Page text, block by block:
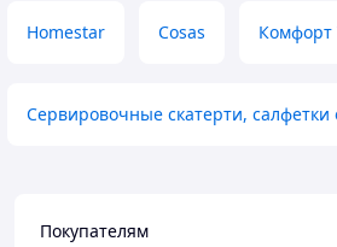
Homestar Cosas Комфорт
Сервировочные скатерти, салфетки
Покупателям